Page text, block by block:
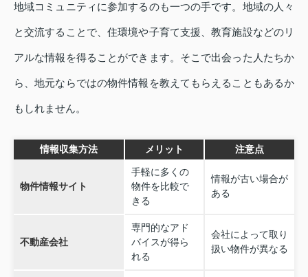
地域コミュニティに参加するのも一つの手です。地域の人々
と交流することで、住環境や子育て支援、教育施設などのリ
アルな情報を得ることができます。そこで出会った人たちか
ら、地元ならではの物件情報を教えてもらえることもあるか
もしれません。
情報収集方法 メリット 注意点
物件情報サイト
手軽に多くの
物件を比較で
きる
情報が古い場合が
ある
不動産会社
専門的なアド
バイスが得ら
れる
会社によって取り
扱い物件が異なる